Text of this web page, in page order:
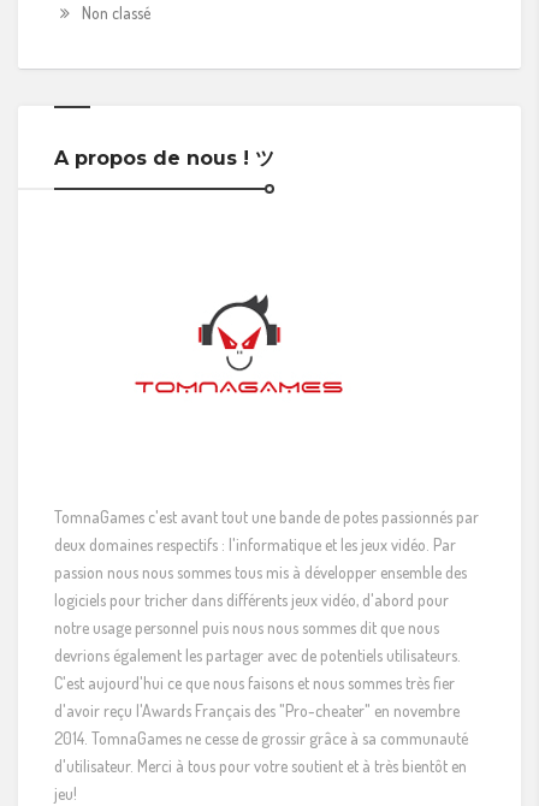
Non classé
A propos de nous ! ツ
TomnaGames c'est avant tout une bande de potes passionnés par
deux domaines respectifs : l'informatique et les jeux vidéo. Par
passion nous nous sommes tous mis à développer ensemble des
logiciels pour tricher dans différents jeux vidéo, d'abord pour
notre usage personnel puis nous nous sommes dit que nous
devrions également les partager avec de potentiels utilisateurs.
C'est aujourd'hui ce que nous faisons et nous sommes très fier
d'avoir reçu l'Awards Français des "Pro-cheater" en novembre
2014. TomnaGames ne cesse de grossir grâce à sa communauté
d'utilisateur. Merci à tous pour votre soutient et à très bientôt en
jeu!